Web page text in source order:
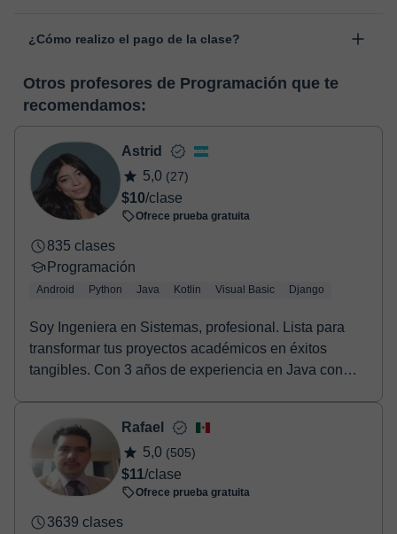
desarrollada para el ámbito formativo con muchas
pizarra virtual o el editor de textos a tiempo real. En el siguiente
enlace puedes ver una demo del aula y conocerla:Ver aula
virtual
¿Cómo realizo el pago de la clase?
horas, podrás realizar el pago mediante nuestro TPV virtual.
Tienes dos opciones para efectuar el pago:
- Tarjeta de crédito.
- Paypal.
Una vez realices el pago de la clase, recibirás un email de
confirmación de la reserva.
Otros profesores de Programación que te
recomendamos:
Astrid
5,0 (27)
$10/clase
Ofrece prueba gratuita
835 clases
Programación
Android Python Java Kotlin Visual Basic Django
Soy Ingeniera en Sistemas, profesional. Lista para
transformar tus proyectos académicos en éxitos
tangibles. Con 3 años de experiencia en Java con
Rafael
5,0 (505)
$11/clase
Ofrece prueba gratuita
3639 clases